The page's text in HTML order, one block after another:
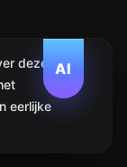
AI
deze
eerlijke